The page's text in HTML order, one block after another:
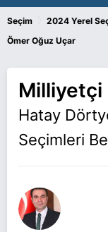
Seçim 2024 Yerel
Ömer Oğuz Uçar
Milliyetçi
Hatay
Seçimleri